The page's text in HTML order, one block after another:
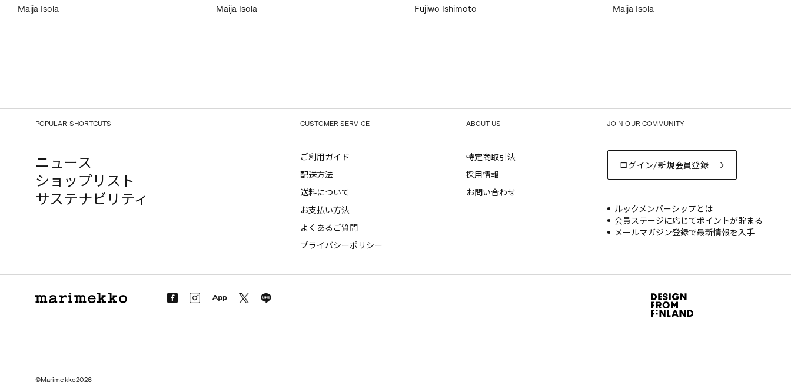
Maija Isola
Maija Isola
Fujiwo Ishimoto
Maija Isola
POPULAR SHORTCUTS
ニュース
ショップリスト
サステナビリティ
CUSTOMER SERVICE
ご利用ガイド
配送方法
送料について
お支払い方法
よくあるご質問
プライバシーポリシー
ABOUT US
特定商取引法
採用情報
お問い合わせ
JOIN OUR COMMUNITY
ログイン/新規会員登録
ルックメンバーシップとは
会員ステージに応じてポイントが貯まる
メールマガジン登録で最新情報を入手
©Marimekko2026